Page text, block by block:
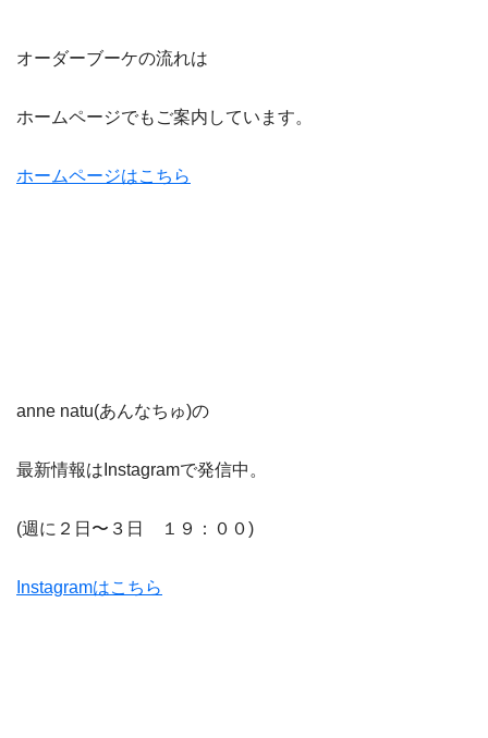
オーダーブーケの流れは
ホームページでもご案内しています。
ホームページはこちら
anne natu(あんなちゅ)の
最新情報はInstagramで発信中。
(週に２日〜３日 １９：００)
Instagramはこちら